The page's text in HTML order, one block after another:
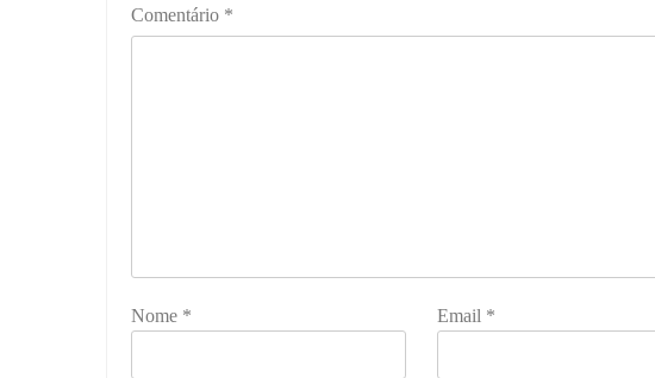
Comentário *
Nome * Email *